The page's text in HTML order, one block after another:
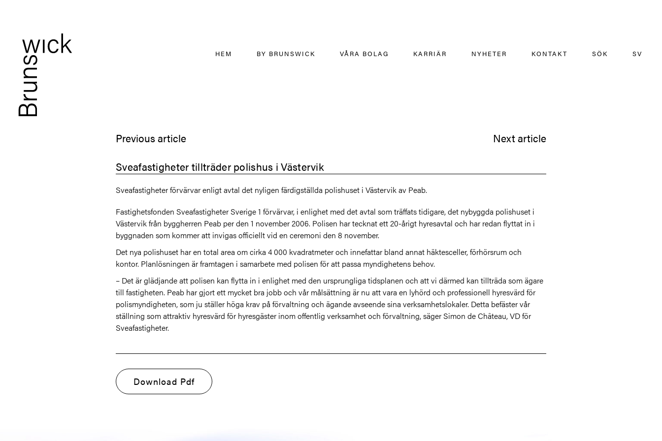
HEM BY BRUNSWICK VÅRA BOLAG KARRIÄR NYHETER KONTAKT SÖK SV
Previous article
Next article
Sveafastigheter tillträder polishus i Västervik
Sveafastigheter förvärvar enligt avtal det nyligen färdigställda polishuset i Västervik av Peab.
Fastighetsfonden Sveafastigheter Sverige 1 förvärvar, i enlighet med det avtal som träffats tidigare, det nybyggda polishuset i
Västervik från byggherren Peab per den 1 november 2006. Polisen har tecknat ett 20-årigt hyresavtal och har redan flyttat in i
byggnaden som kommer att invigas officiellt vid en ceremoni den 8 november.
Det nya polishuset har en total area om cirka 4 000 kvadratmeter och innefattar bland annat häktesceller, förhörsrum och
kontor. Planlösningen är framtagen i samarbete med polisen för att passa myndighetens behov.
– Det är glädjande att polisen kan flytta in i enlighet med den ursprungliga tidsplanen och att vi därmed kan tillträda som ägare
till fastigheten. Peab har gjort ett mycket bra jobb och vår målsättning är nu att vara en lyhörd och professionell hyresvärd för
polismyndigheten, som ju ställer höga krav på förvaltning och ägande avseende sina verksamhetslokaler. Detta befäster vår
ställning som attraktiv hyresvärd för hyresgäster inom offentlig verksamhet och förvaltning, säger Simon de Château, VD för
Sveafastigheter.
Download Pdf